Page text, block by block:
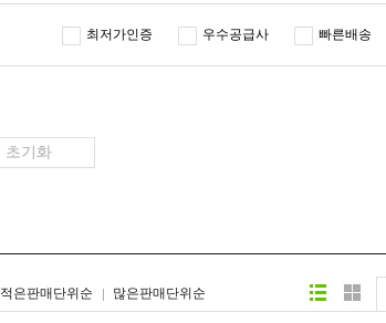
최저가인증 우수공급사 빠른배송
적은판매단위순 많은판매단위순